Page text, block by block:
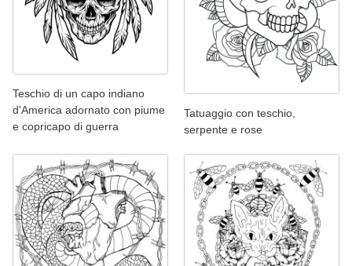
Teschio di un capo indiano
d'America adornato con piume
e copricapo di guerra
Tatuaggio con teschio,
serpente e rose